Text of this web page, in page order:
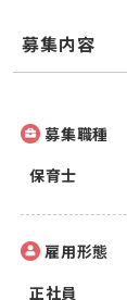
募集内容
募集職種
保育士
雇用形態
正社員